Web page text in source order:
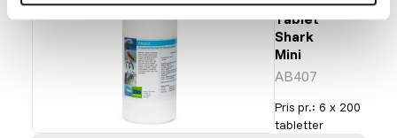
Tablet
Shark
Mini
AB407
Pris pr.: 6 x 200
tabletter